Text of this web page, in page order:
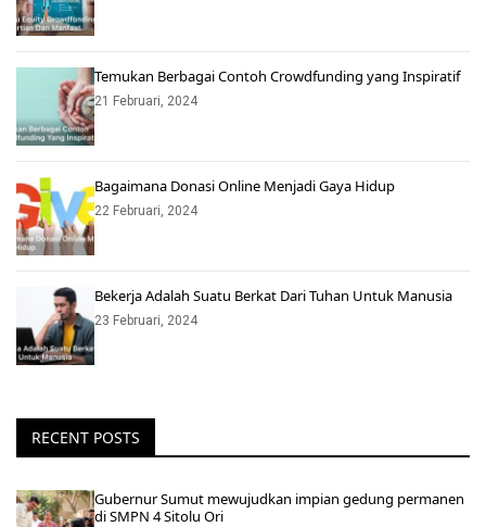
Temukan Berbagai Contoh Crowdfunding yang Inspiratif
21 Februari, 2024
Bagaimana Donasi Online Menjadi Gaya Hidup
22 Februari, 2024
Bekerja Adalah Suatu Berkat Dari Tuhan Untuk Manusia
23 Februari, 2024
RECENT POSTS
Gubernur Sumut mewujudkan impian gedung permanen
di SMPN 4 Sitolu Ori